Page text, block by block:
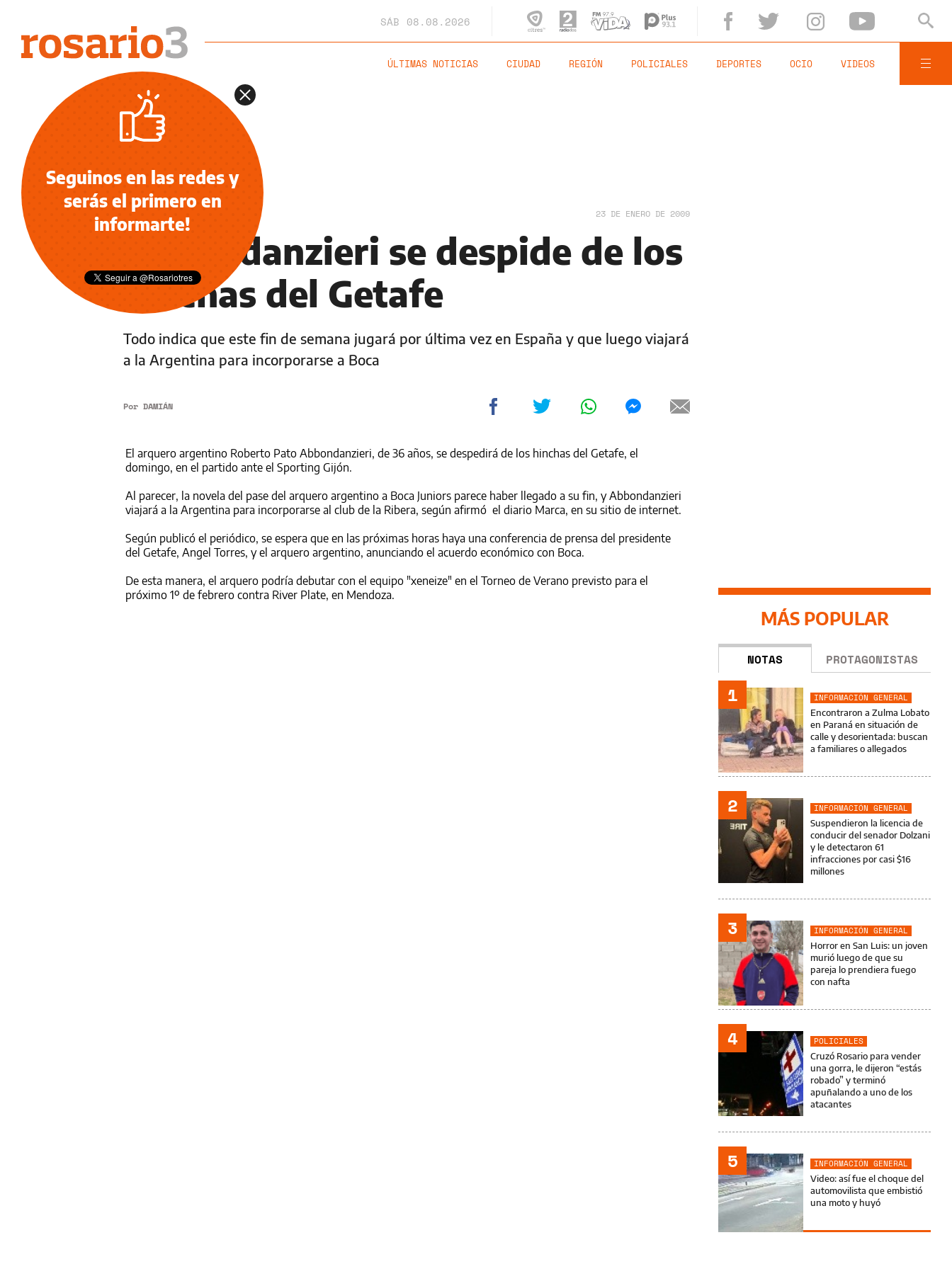
SÁB 08.08.2026
ÚLTIMAS NOTICIAS CIUDAD REGIÓN POLICIALES DEPORTES OCIO VIDEOS
NOTICIAS 23 DE ENERO DE 2009
Abbondanzieri se despide de los
hinchas del Getafe
Todo indica que este fin de semana jugará por última vez en España y que luego viajará
a la Argentina para incorporarse a Boca
Por DAMIÁN
El arquero argentino Roberto Pato Abbondanzieri, de 36 años, se despedirá de los hinchas del Getafe, el
domingo, en el partido ante el Sporting Gijón.
Al parecer, la novela del pase del arquero argentino a Boca Juniors parece haber llegado a su fin, y Abbondanzieri
viajará a la Argentina para incorporarse al club de la Ribera, según afirmó el diario Marca, en su sitio de internet.
Según publicó el periódico, se espera que en las próximas horas haya una conferencia de prensa del presidente
del Getafe, Angel Torres, y el arquero argentino, anunciando el acuerdo económico con Boca.
De esta manera, el arquero podría debutar con el equipo "xeneize" en el Torneo de Verano previsto para el
próximo 1º de febrero contra River Plate, en Mendoza.
MÁS POPULAR
NOTAS PROTAGONISTAS
1
INFORMACIÓN GENERAL
Encontraron a Zulma Lobato
en Paraná en situación de
calle y desorientada: buscan
a familiares o allegados
2
INFORMACIÓN GENERAL
Suspendieron la licencia de
conducir del senador Dolzani
y le detectaron 61
infracciones por casi $16
millones
3
INFORMACIÓN GENERAL
Horror en San Luis: un joven
murió luego de que su
pareja lo prendiera fuego
con nafta
4
POLICIALES
Cruzó Rosario para vender
una gorra, le dijeron “estás
robado” y terminó
apuñalando a uno de los
atacantes
5
INFORMACIÓN GENERAL
Video: así fue el choque del
automovilista que embistió
una moto y huyó
Seguinos en las redes y
serás el primero en
informarte!